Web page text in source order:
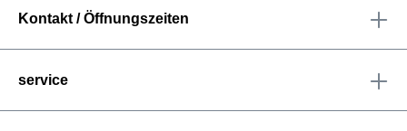
Kontakt / Öffnungszeiten
service